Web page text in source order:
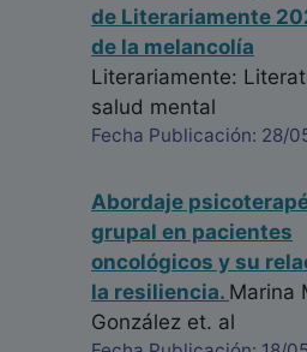
de Literariamente
de la melancolía
Literariamente:
salud mental
Fecha Publicación: 28/
Abordaje
grupal en pacientes
oncológicos y su
la resiliencia. Marina
González et. al